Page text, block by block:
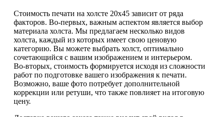
Стоимость печати на холсте 20х45 зависит от ряда
факторов. Во-первых, важным аспектом является выбор
материала холста. Мы предлагаем несколько видов
холста, каждый из которых имеет свою ценовую
категорию. Вы можете выбрать холст, оптимально
сочетающийся с вашим изображением и интерьером.
Во-вторых, стоимость формируется исходя из сложности
работ по подготовке вашего изображения к печати.
Возможно, ваше фото потребует дополнительной
коррекции или ретуши, что также повлияет на итоговую
цену.